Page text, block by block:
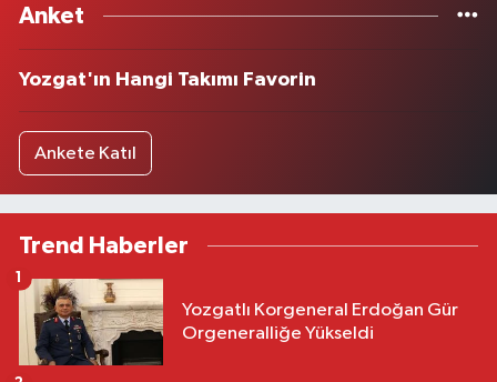
Anket
Yozgat'ın Hangi Takımı Favorin
Ankete Katıl
Trend Haberler
Yozgatlı Korgeneral Erdoğan Gür
Orgeneralliğe Yükseldi
1